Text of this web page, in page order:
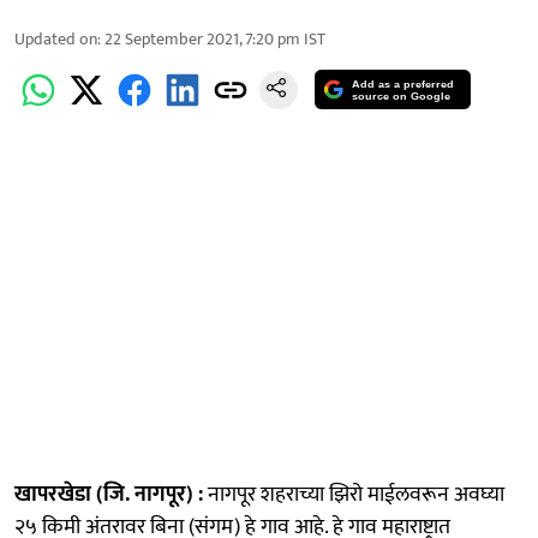
Updated on:22 September 2021, 7:20 pm IST
Add as a preferred
source on Google
खापरखेडा (जि. नागपूर) :नागपूर शहराच्या झिरो माईलवरून अवघ्या
२५ किमी अंतरावर बिना (संगम) हे गाव आहे. हे गाव महाराष्ट्रात